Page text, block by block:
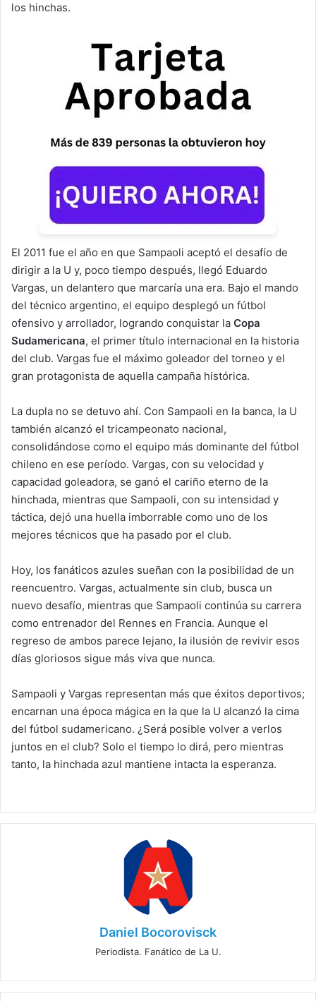
los hinchas.
El 2011 fue el año en que Sampaoli aceptó el desafío de
dirigir a la U y, poco tiempo después, llegó Eduardo
Vargas, un delantero que marcaría una era. Bajo el mando
del técnico argentino, el equipo desplegó un fútbol
ofensivo y arrollador, logrando conquistar la Copa
Sudamericana, el primer título internacional en la historia
del club. Vargas fue el máximo goleador del torneo y el
gran protagonista de aquella campaña histórica.
La dupla no se detuvo ahí. Con Sampaoli en la banca, la U
también alcanzó el tricampeonato nacional,
consolidándose como el equipo más dominante del fútbol
chileno en ese período. Vargas, con su velocidad y
capacidad goleadora, se ganó el cariño eterno de la
hinchada, mientras que Sampaoli, con su intensidad y
táctica, dejó una huella imborrable como uno de los
mejores técnicos que ha pasado por el club.
Hoy, los fanáticos azules sueñan con la posibilidad de un
reencuentro. Vargas, actualmente sin club, busca un
nuevo desafío, mientras que Sampaoli continúa su carrera
como entrenador del Rennes en Francia. Aunque el
regreso de ambos parece lejano, la ilusión de revivir esos
días gloriosos sigue más viva que nunca.
Sampaoli y Vargas representan más que éxitos deportivos;
encarnan una época mágica en la que la U alcanzó la cima
del fútbol sudamericano. ¿Será posible volver a verlos
juntos en el club? Solo el tiempo lo dirá, pero mientras
tanto, la hinchada azul mantiene intacta la esperanza.
Daniel Bocorovisck
Periodista. Fanático de La U.